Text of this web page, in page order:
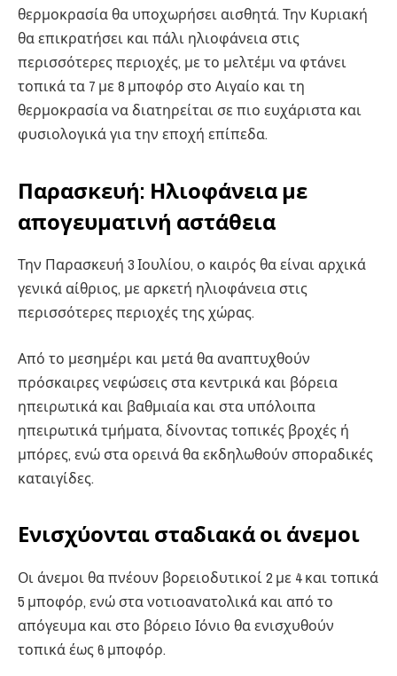
θερμοκρασία θα υποχωρήσει αισθητά. Την Κυριακή
θα επικρατήσει και πάλι ηλιοφάνεια στις
περισσότερες περιοχές, με το μελτέμι να φτάνει
τοπικά τα 7 με 8 μποφόρ στο Αιγαίο και τη
θερμοκρασία να διατηρείται σε πιο ευχάριστα και
φυσιολογικά για την εποχή επίπεδα.
Παρασκευή: Ηλιοφάνεια με
απογευματινή αστάθεια
Την Παρασκευή 3 Ιουλίου, ο καιρός θα είναι αρχικά
γενικά αίθριος, με αρκετή ηλιοφάνεια στις
περισσότερες περιοχές της χώρας.
Από το μεσημέρι και μετά θα αναπτυχθούν
πρόσκαιρες νεφώσεις στα κεντρικά και βόρεια
ηπειρωτικά και βαθμιαία και στα υπόλοιπα
ηπειρωτικά τμήματα, δίνοντας τοπικές βροχές ή
μπόρες, ενώ στα ορεινά θα εκδηλωθούν σποραδικές
καταιγίδες.
Ενισχύονται σταδιακά οι άνεμοι
Οι άνεμοι θα πνέουν βορειοδυτικοί 2 με 4 και τοπικά
5 μποφόρ, ενώ στα νοτιοανατολικά και από το
απόγευμα και στο βόρειο Ιόνιο θα ενισχυθούν
τοπικά έως 6 μποφόρ.